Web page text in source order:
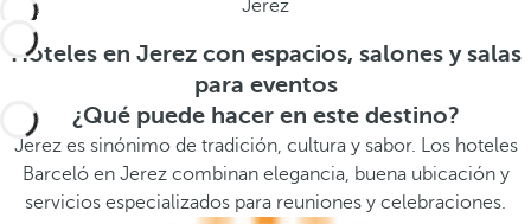
Jerez
Hoteles en Jerez con espacios, salones y salas
para eventos
¿Qué puede hacer en este destino?
Jerez es sinónimo de tradición, cultura y sabor. Los hoteles
Barceló en Jerez combinan elegancia, buena ubicación y
servicios especializados para reuniones y celebraciones.